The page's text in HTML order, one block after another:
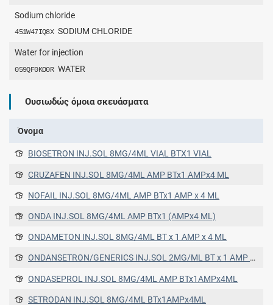
Sodium chloride
451W47IQ8X SODIUM CHLORIDE
Water for injection
059QF0KO0R WATER
Ουσιωδώς όμοια σκευάσματα
Όνομα
BIOSETRON INJ.SOL 8MG/4ML VIAL BTX1 VIAL
CRUZAFEN INJ.SOL 8MG/4ML AMP BTx1 AMPx4 ML
NOFAIL INJ.SOL 8MG/4ML AMP BTx1 AMP x 4 ML
ONDA INJ.SOL 8MG/4ML AMP BTx1 (AMPx4 ML)
ONDAMETON INJ.SOL 8MG/4ML ΒΤ x 1 ΑΜP x 4 ML
ONDANSETRON/GENERICS INJ.SOL 2MG/ML BT x 1 AMP x 4 ML
ONDASEPROL INJ.SOL 8MG/4ML AMP BTx1AMPx4ML
SETRODAN INJ.SOL 8MG/4ML BTx1AMPx4ML